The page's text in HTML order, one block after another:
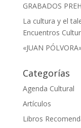
GRABADOS
La cultura y el
Encuentros
«JUAN
Categorías
Agenda Cultural
Artículos
Libros